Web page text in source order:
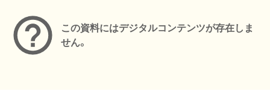
この資料にはデジタルコンテンツが存在しま
せん。